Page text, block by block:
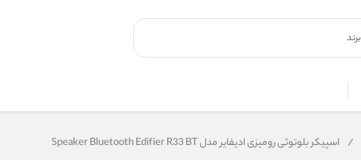
/ اسپیکر بلوتوثی رومیزی ادیفایر مدل Speaker Bluetooth Edifier R33 BT